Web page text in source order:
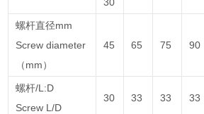
螺杆直径mm
Screw diameter
（mm）
45 65 75 90
螺杆/L:D
Screw L/D
30 33 33 33